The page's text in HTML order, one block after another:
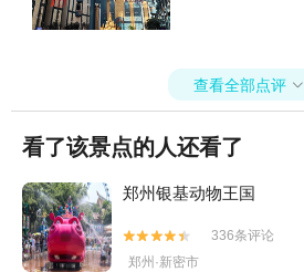
查看全部点评 
看了该景点的人还看了
郑州银基动物王国


336条评论
郑州·新密市